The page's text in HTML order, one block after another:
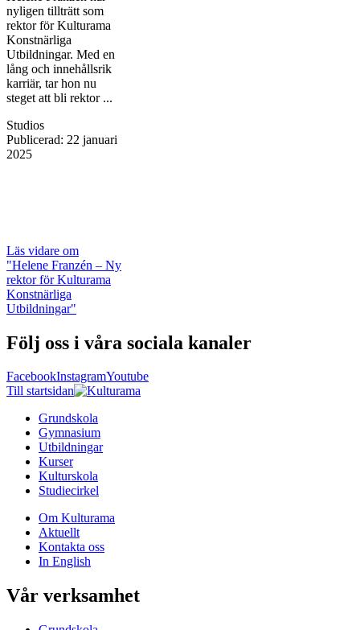
nyligen tillträtt som
rektor för Kulturama
Konstnärliga
Utbildningar. Med en
lång och innehållsrik
karriär, tar hon nu
steget att bli rektor ...
Studios
Publicerad: 22 januari
2025
Läs vidare om
"Helene Franzén – Ny
rektor för Kulturama
Konstnärliga
Utbildningar"
Följ oss i våra sociala kanaler
FacebookInstagramYoutube
Till startsidan
Grundskola
Gymnasium
Utbildningar
Kurser
Kulturskola
Studiecirkel
Om Kulturama
Aktuellt
Kontakta oss
In English
Vår verksamhet